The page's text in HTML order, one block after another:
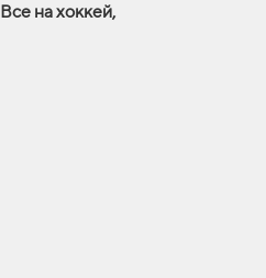
Все на хоккей,